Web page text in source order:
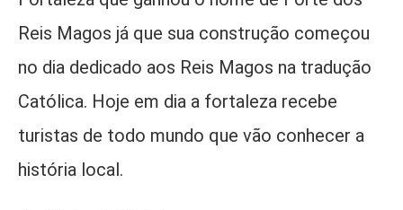
Reis Magos já que sua construção começou
no dia dedicado aos Reis Magos na tradução
Católica. Hoje em dia a fortaleza recebe
turistas de todo mundo que vão conhecer a
história local.